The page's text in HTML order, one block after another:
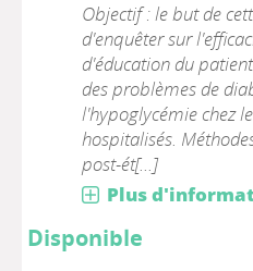
Objectif : le but de
d'enquêter sur
d'éducation du
des problèmes de
l'hypoglycémie chez
hospitalisés.
post-ét[...]
Plus
Disponible